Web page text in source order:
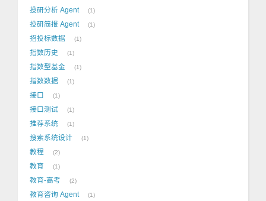
投研分析 Agent 1
投研简报 Agent 1
招投标数据 1
指数历史 1
指数型基金 1
指数数据 1
接口 1
接口测试 1
推荐系统 1
搜索系统设计 1
教程 2
教育 1
教育-高考 2
教育咨询 Agent 1